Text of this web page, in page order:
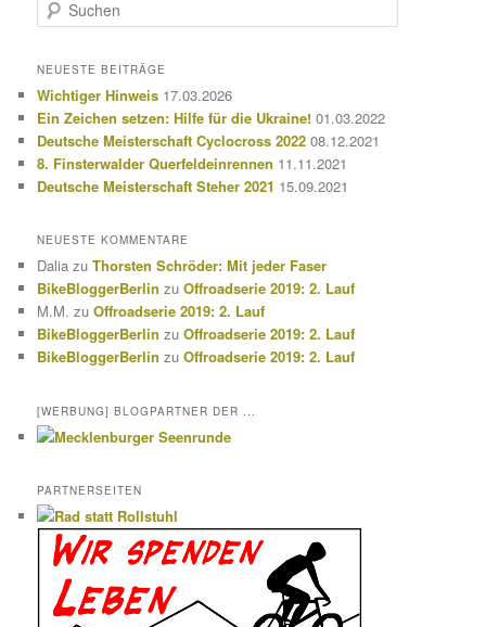
u
h
n
NEUESTE BEITRÄGE
Wichtiger Hinweis 17.03.2026
Ein Zeichen setzen: Hilfe für die Ukraine! 01.03.2022
Deutsche Meisterschaft Cyclocross 2022 08.12.2021
8. Finsterwalder Querfeldeinrennen 11.11.2021
Deutsche Meisterschaft Steher 2021 15.09.2021
NEUESTE KOMMENTARE
Dalia zuThorsten Schröder: Mit jeder Faser
BikeBloggerBerlin zuOffroadserie 2019: 2. Lauf
M.M. zuOffroadserie 2019: 2. Lauf
BikeBloggerBerlin zuOffroadserie 2019: 2. Lauf
BikeBloggerBerlin zuOffroadserie 2019: 2. Lauf
[WERBUNG] BLOGPARTNER DER ...
PARTNERSEITEN